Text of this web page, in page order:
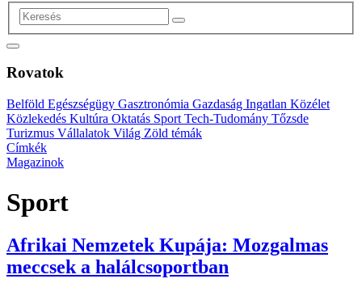
Rovatok
Belföld Egészségügy Gasztronómia Gazdaság Ingatlan Közélet
Közlekedés Kultúra Oktatás Sport Tech-Tudomány Tőzsde
Turizmus Vállalatok Világ Zöld témák
Címkék
Magazinok
Sport
Afrikai Nemzetek Kupája: Mozgalmas
meccsek a halálcsoportban